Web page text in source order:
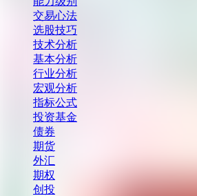
交易心法
选股技巧
技术分析
基本分析
行业分析
宏观分析
指标公式
投资基金
债券
期货
外汇
期权
创投